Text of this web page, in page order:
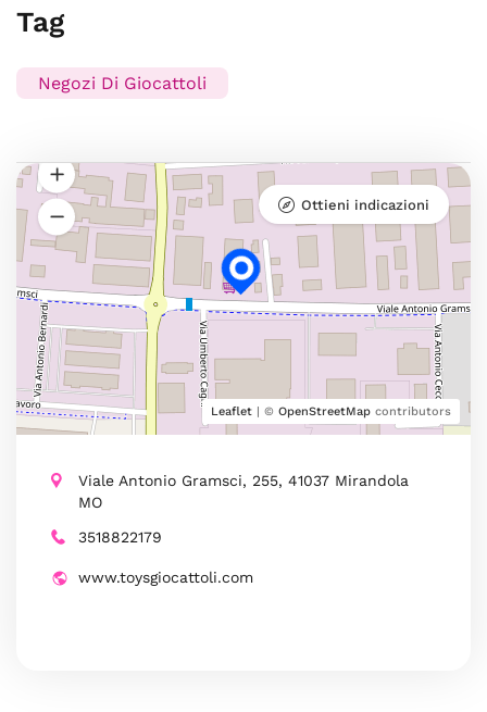
Tag
Negozi Di Giocattoli
Leaflet | © OpenStreetMap contributors
Ottieni indicazioni
Viale Antonio Gramsci, 255, 41037 Mirandola
MO
3518822179
www.toysgiocattoli.com